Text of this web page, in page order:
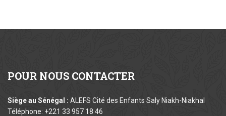
POUR NOUS CONTACTER
Siège au Sénégal : ALEFS Cité des Enfants Saly Niakh-Niakhal
Téléphone: +221 33 957 18 46